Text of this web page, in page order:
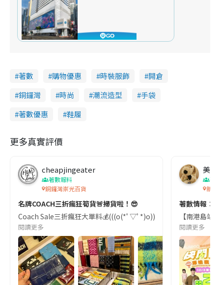
著數 購物優惠 時裝服飾
開倉
銅鑼灣
時尚 潮流造型
手袋
著數優惠
鞋履
更多真實評價
cheapjingeater
著數報料
銅鑼灣崇光百貨
名牌COACH三折瘋狂筍貨🚨掃貨啦！😎
Coach Sale三折瘋狂大單料💰(((o(*ﾟ▽ﾟ*)o))) 用我僅餘的記憶憶
閱讀更多
美食
著
新海
著數情報：
【南港島
閱讀更多